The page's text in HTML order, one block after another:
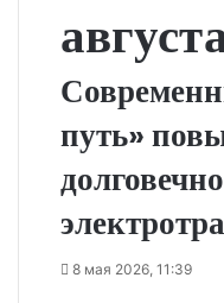
путь»
8 мая 2026, 11:39